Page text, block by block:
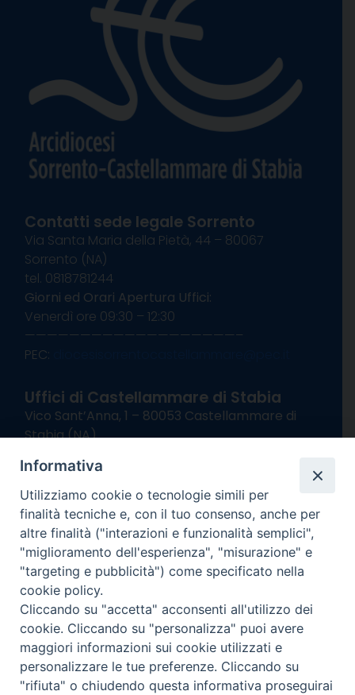
Contatti sede legale Sorrento
Via Santa Maria della Pietà, 44 – 80067
Sorrento (NA)
tel. 0818781244
Giorni ed Orari Apertura Uffici:
Venerdì ore 09:30 – 12:30
———————————————————–
PEC:
Uffici di Castellammare di Stabia
Vico Sant’Anna, 1 – 80053 Castellammare di
Stabia (NA)
Giorni ed Orari Apertura Uffici:
Lunedì e Mercoledì ore 09:00 – 13:00
Uffici Matrimoni:
Lunedì e Mercoledì ore 09:30 – 12:30
seguici su
Channel
Informativa Privacy
COPYRIGHT © 2013-2025
Informativa
Utilizziamo cookie o tecnologie simili per
finalità tecniche e, con il tuo consenso, anche per
altre finalità ("interazioni e funzionalità semplici",
"miglioramento dell'esperienza", "misurazione" e
"targeting e pubblicità") come specificato nella
cookie policy.
Cliccando su "accetta" acconsenti all'utilizzo dei
cookie. Cliccando su "personalizza" puoi avere
maggiori informazioni sui cookie utilizzati e
personalizzare le tue preferenze. Cliccando su
"rifiuta" o chiudendo questa informativa proseguirai